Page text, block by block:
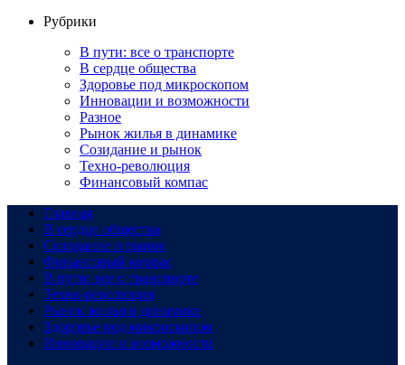
Рубрики
В пути: все о транспорте
В сердце общества
Здоровье под микроскопом
Инновации и возможности
Разное
Рынок жилья в динамике
Созидание и рынок
Техно-революция
Финансовый компас
Главная
В сердце общества
Созидание и рынок
Финансовый компас
В пути: все о транспорте
Техно-революция
Рынок жилья в динамике
Здоровье под микроскопом
Инновации и возможности